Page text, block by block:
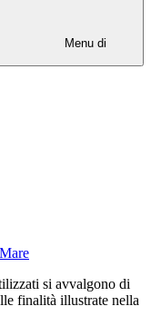
Menu di
si avvalgono di
finalità illustrate nella